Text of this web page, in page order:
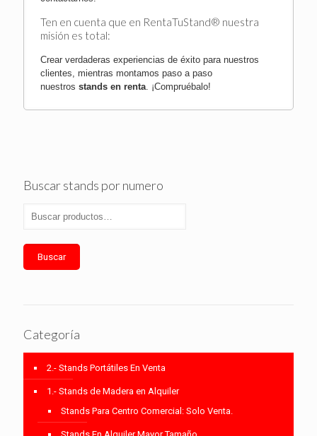
Ten en cuenta que en RentaTuStand® nuestra
misión es total:
Crear verdaderas experiencias de éxito para nuestros
clientes, mientras montamos paso a paso
nuestros stands en renta. ¡Compruébalo!
Buscar stands por numero
Buscar
Categoría
2.- Stands Portátiles En Venta
1.- Stands de Madera en Alquiler
Stands Para Centro Comercial: Solo Venta.